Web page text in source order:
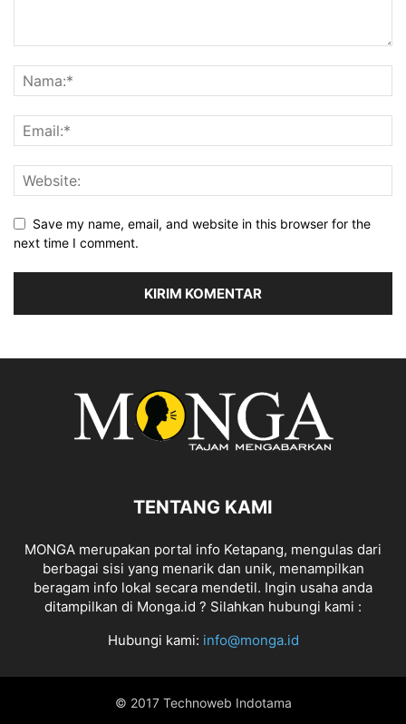
Save my name, email, and website in this browser for the
next time I comment.
TENTANG KAMI
MONGA merupakan portal info Ketapang, mengulas dari
berbagai sisi yang menarik dan unik, menampilkan
beragam info lokal secara mendetil. Ingin usaha anda
ditampilkan di Monga.id ? Silahkan hubungi kami :
Hubungi kami: info@monga.id
© 2017 Technoweb Indotama